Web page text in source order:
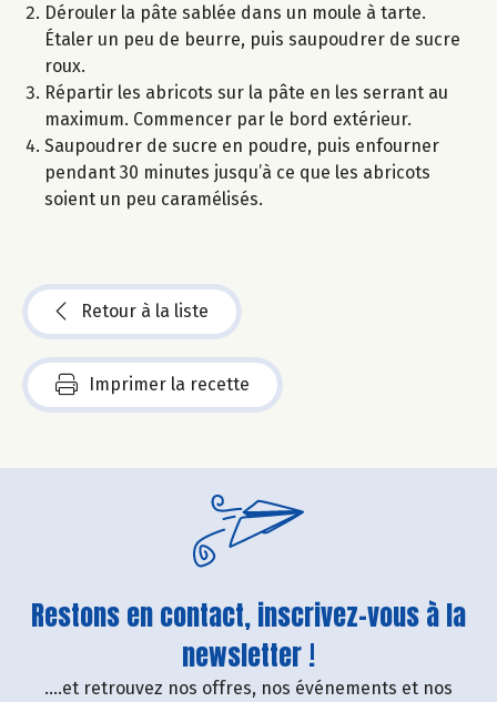
Dérouler la pâte sablée dans un moule à tarte.
Étaler un peu de beurre, puis saupoudrer de sucre
roux.
Répartir les abricots sur la pâte en les serrant au
maximum. Commencer par le bord extérieur.
Saupoudrer de sucre en poudre, puis enfourner
pendant 30 minutes jusqu’à ce que les abricots
soient un peu caramélisés.
Retour à la liste
Imprimer la recette
Restons en contact, inscrivez-vous à la
newsletter !
....et retrouvez nos offres, nos événements et nos